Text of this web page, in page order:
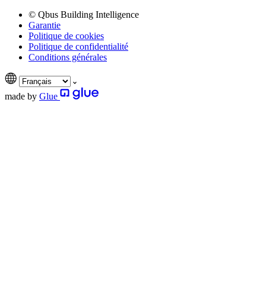
© Qbus Building Intelligence
Garantie
Politique de cookies
Politique de confidentialité
Conditions générales
made by Glue